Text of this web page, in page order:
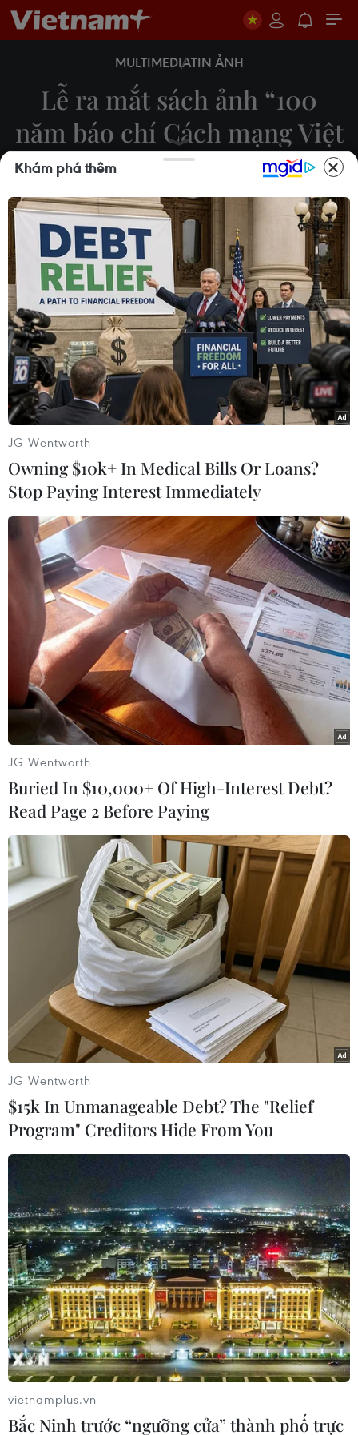
MULTIMEDIATIN ẢNH
Lễ ra mắt sách ảnh “100
năm báo chí Cách mạng Việt
Nam 1925-2025”
10/06/2025 04:31
Sáng 10/6, tại Trung tâm Thông tấn Quốc gia (Hà
Nội), Ban Tuyên giáo và Dân vận Trung ương phối
hợp với Thông tấn xã Việt Nam tổ chức Lễ ra mắt
sách ảnh “100 năm báo chí Cách mạng Việt Nam
1925-2025.”
Quang cảnh Lễ ra mắt sách ảnh “100 năm báo chí Cách mạng
Việt Nam 1925-2025." (Ảnh: Minh Quyết/TTXVN)
Đại biểu tham dự lễ ra mắt sách ảnh “100 năm báo chí Cách
mạng Việt Nam 1925-2025.” (Ảnh: Minh Quyết/TTXVN)
Ông Lê Quốc Minh, Chủ tịch Hội Nhà báo Việt Nam, Tổng biên
tập báo Nhân dân phát biểu. (Ảnh: Minh Quyết/TTXVN)
Khám phá thêm
JG Wentworth
Owning $10k+ In Medical Bills Or Loans?
Stop Paying Interest Immediately
JG Wentworth
Buried In $10,000+ Of High-Interest Debt?
Read Page 2 Before Paying
JG Wentworth
$15k In Unmanageable Debt? The "Relief
Program" Creditors Hide From You
vietnamplus.vn
Bắc Ninh trước “ngưỡng cửa” thành phố trực